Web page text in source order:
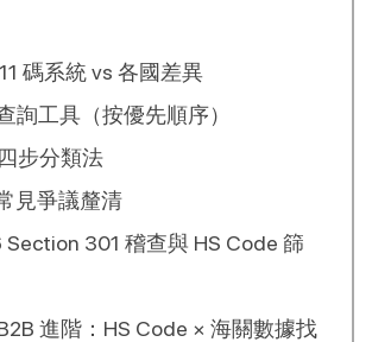
碼系統 vs 各國差異
詢工具（按優先順序）
步分類法
見爭議釐清
301 稽查與 HS Code 篩
進階：HS Code × 海關數據找